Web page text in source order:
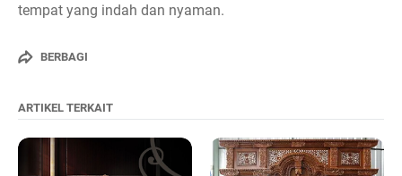
tempat yang indah dan nyaman.
BERBAGI
ARTIKEL TERKAIT